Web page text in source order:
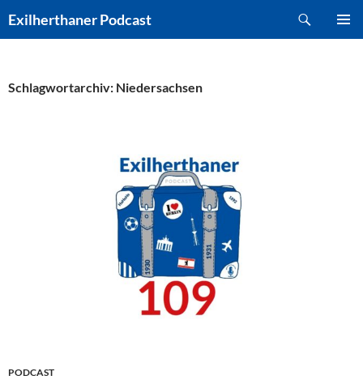
Inhalt
Exilherthaner Podcast
Schlagwortarchiv: Niedersachsen
PODCAST